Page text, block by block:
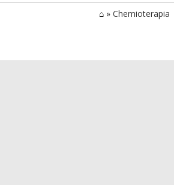
⌂ » Chemioterapia